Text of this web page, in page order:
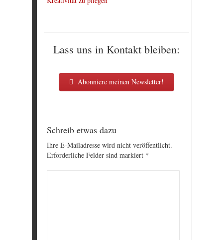
Lass uns in Kontakt bleiben:
Abonniere meinen Newsletter!
Schreib etwas dazu
Ihre E-Mailadresse wird nicht veröffentlicht.
Erforderliche Felder sind markiert *